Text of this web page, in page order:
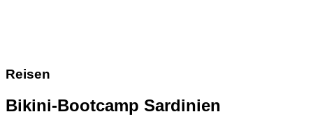
Reisen
Bikini-Bootcamp Sardinien